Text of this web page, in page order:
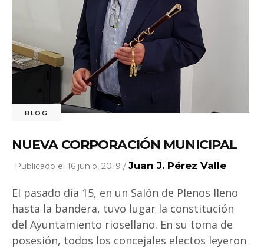
BLOG
NUEVA CORPORACIÓN MUNICIPAL
Publicado el 16 junio, 2019 / Juan J. Pérez Valle
El pasado día 15, en un Salón de Plenos lleno
hasta la bandera, tuvo lugar la constitución
del Ayuntamiento riosellano. En su toma de
posesión, todos los concejales electos leyeron